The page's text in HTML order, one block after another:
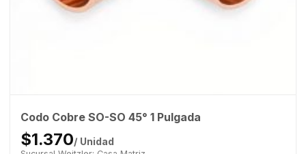
Codo Cobre SO-SO 45° 1 Pulgada
$1.370/ Unidad